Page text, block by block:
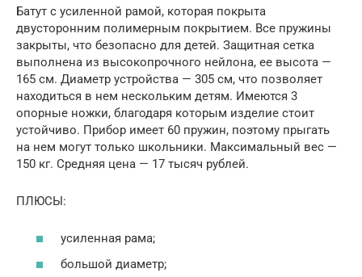
Батут с усиленной рамой, которая покрыта
двусторонним полимерным покрытием. Все пружины
закрыты, что безопасно для детей. Защитная сетка
выполнена из высокопрочного нейлона, ее высота —
165 см. Диаметр устройства — 305 см, что позволяет
находиться в нем нескольким детям. Имеются 3
опорные ножки, благодаря которым изделие стоит
устойчиво. Прибор имеет 60 пружин, поэтому прыгать
на нем могут только школьники. Максимальный вес —
150 кг. Средняя цена — 17 тысяч рублей.
ПЛЮСЫ:
усиленная рама;
большой диаметр;